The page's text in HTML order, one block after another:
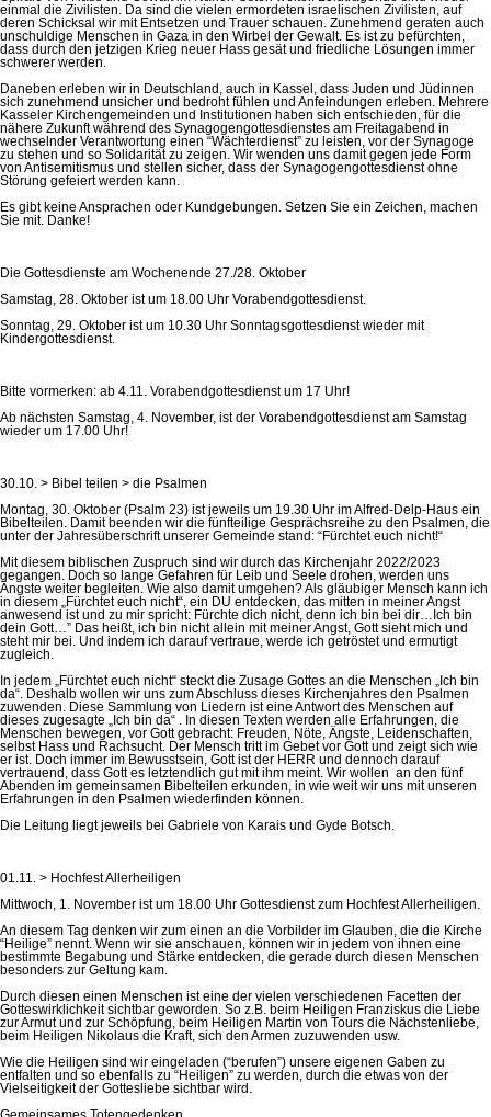
einmal die Zivilisten. Da sind die vielen ermordeten israelischen Zivilisten, auf
deren Schicksal wir mit Entsetzen und Trauer schauen. Zunehmend geraten auch
unschuldige Menschen in Gaza in den Wirbel der Gewalt. Es ist zu befürchten,
dass durch den jetzigen Krieg neuer Hass gesät und friedliche Lösungen immer
schwerer werden.
Daneben erleben wir in Deutschland, auch in Kassel, dass Juden und Jüdinnen
sich zunehmend unsicher und bedroht fühlen und Anfeindungen erleben. Mehrere
Kasseler Kirchengemeinden und Institutionen haben sich entschieden, für die
nähere Zukunft während des Synagogengottesdienstes am Freitagabend in
wechselnder Verantwortung einen “Wächterdienst” zu leisten, vor der Synagoge
zu stehen und so Solidarität zu zeigen. Wir wenden uns damit gegen jede Form
von Antisemitismus und stellen sicher, dass der Synagogengottesdienst ohne
Störung gefeiert werden kann.
Es gibt keine Ansprachen oder Kundgebungen. Setzen Sie ein Zeichen, machen
Sie mit. Danke!
Die Gottesdienste am Wochenende 27./28. Oktober
Samstag, 28. Oktober ist um 18.00 Uhr Vorabendgottesdienst.
Sonntag, 29. Oktober ist um 10.30 Uhr Sonntagsgottesdienst wieder mit
Kindergottesdienst.
Bitte vormerken: ab 4.11. Vorabendgottesdienst um 17 Uhr!
Ab nächsten Samstag, 4. November, ist der Vorabendgottesdienst am Samstag
wieder um 17.00 Uhr!
30.10. > Bibel teilen > die Psalmen
Montag, 30. Oktober (Psalm 23) ist jeweils um 19.30 Uhr im Alfred-Delp-Haus ein
Bibelteilen. Damit beenden wir die fünfteilige Gesprächsreihe zu den Psalmen, die
unter der Jahresüberschrift unserer Gemeinde stand: “Fürchtet euch nicht!“
Mit diesem biblischen Zuspruch sind wir durch das Kirchenjahr 2022/2023
gegangen. Doch so lange Gefahren für Leib und Seele drohen, werden uns
Ängste weiter begleiten. Wie also damit umgehen? Als gläubiger Mensch kann ich
in diesem „Fürchtet euch nicht“, ein DU entdecken, das mitten in meiner Angst
anwesend ist und zu mir spricht: Fürchte dich nicht, denn ich bin bei dir…Ich bin
dein Gott…” Das heißt, ich bin nicht allein mit meiner Angst, Gott sieht mich und
steht mir bei. Und indem ich darauf vertraue, werde ich getröstet und ermutigt
zugleich.
In jedem „Fürchtet euch nicht“ steckt die Zusage Gottes an die Menschen „Ich bin
da“. Deshalb wollen wir uns zum Abschluss dieses Kirchenjahres den Psalmen
zuwenden. Diese Sammlung von Liedern ist eine Antwort des Menschen auf
dieses zugesagte „Ich bin da“ . In diesen Texten werden alle Erfahrungen, die
Menschen bewegen, vor Gott gebracht: Freuden, Nöte, Ängste, Leidenschaften,
selbst Hass und Rachsucht. Der Mensch tritt im Gebet vor Gott und zeigt sich wie
er ist. Doch immer im Bewusstsein, Gott ist der HERR und dennoch darauf
vertrauend, dass Gott es letztendlich gut mit ihm meint. Wir wollen an den fünf
Abenden im gemeinsamen Bibelteilen erkunden, in wie weit wir uns mit unseren
Erfahrungen in den Psalmen wiederfinden können.
Die Leitung liegt jeweils bei Gabriele von Karais und Gyde Botsch.
01.11. > Hochfest Allerheiligen
Mittwoch, 1. November ist um 18.00 Uhr Gottesdienst zum Hochfest Allerheiligen.
An diesem Tag denken wir zum einen an die Vorbilder im Glauben, die die Kirche
“Heilige” nennt. Wenn wir sie anschauen, können wir in jedem von ihnen eine
bestimmte Begabung und Stärke entdecken, die gerade durch diesen Menschen
besonders zur Geltung kam.
Durch diesen einen Menschen ist eine der vielen verschiedenen Facetten der
Gotteswirklichkeit sichtbar geworden. So z.B. beim Heiligen Franziskus die Liebe
zur Armut und zur Schöpfung, beim Heiligen Martin von Tours die Nächstenliebe,
beim Heiligen Nikolaus die Kraft, sich den Armen zuzuwenden usw.
Wie die Heiligen sind wir eingeladen (“berufen”) unsere eigenen Gaben zu
entfalten und so ebenfalls zu “Heiligen” zu werden, durch die etwas von der
Vielseitigkeit der Gottesliebe sichtbar wird.